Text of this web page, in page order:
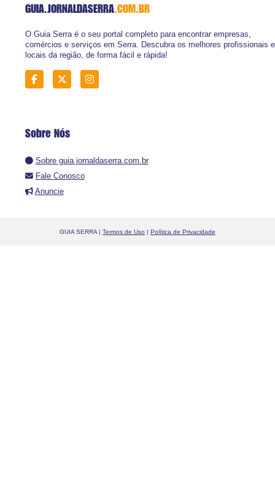
GUIA.JORNALDASERRA.COM.BR
O Guia Serra é o seu portal completo para encontrar empresas,
comércios e serviços em Serra. Descubra os melhores profissionais e
locais da região, de forma fácil e rápida!
Sobre Nós
Sobre guia.jornaldaserra.com.br
Fale Conosco
Anuncie
GUIA SERRA | Termos de Uso | Política de Privacidade